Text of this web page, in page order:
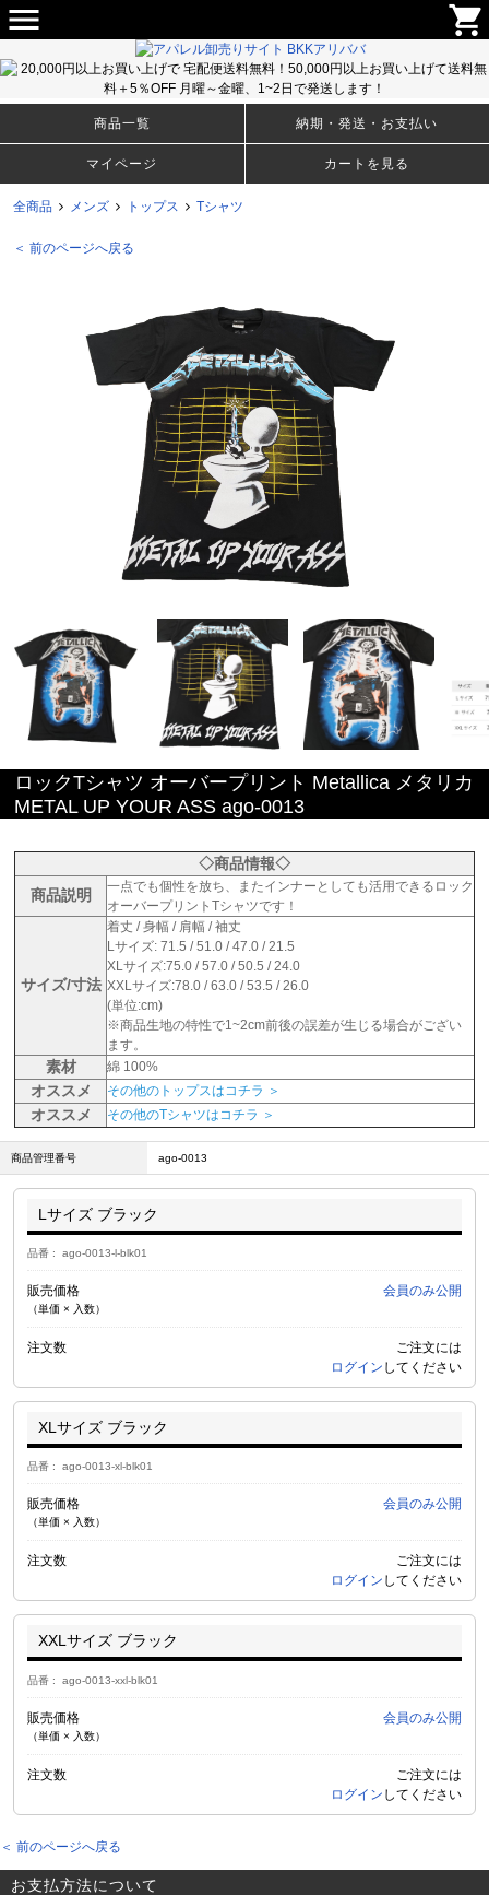
menu shopping_cart
メンズ・ウィメンズのＴシャツ、アパレルファッションから生活雑貨まで豊富な取り揃え！卸売りサイト
BKKアリババ
商品一覧 納期・発送・お支払い
マイページ カートを見る
全商品 メンズ トップス Tシャツ
＜ 前のページへ戻る
ロックTシャツ オーバープリント Metallica メタリカ
METAL UP YOUR ASS ago-0013
◇商品情報◇
商品説明
一点でも個性を放ち、またインナーとしても活用できるロック
オーバープリントTシャツです！
サイズ/寸法
着丈 / 身幅 / 肩幅 / 袖丈
Lサイズ: 71.5 / 51.0 / 47.0 / 21.5
XLサイズ:75.0 / 57.0 / 50.5 / 24.0
XXLサイズ:78.0 / 63.0 / 53.5 / 26.0
(単位:cm)
※商品生地の特性で1~2cm前後の誤差が生じる場合がござい
ます。
素材 綿 100%
オススメ その他のトップスはコチラ ＞
オススメ その他のTシャツはコチラ ＞
商品管理番号 ago-0013
Lサイズ ブラック
品番 ago-0013-l-blk01
販売価格
（単価 × 入数）
会員のみ公開
注文数
ご注文には
ログイン してください
XLサイズ ブラック
品番 ago-0013-xl-blk01
販売価格
（単価 × 入数）
会員のみ公開
注文数
ご注文には
ログイン してください
XXLサイズ ブラック
品番 ago-0013-xxl-blk01
販売価格
（単価 × 入数）
会員のみ公開
注文数
ご注文には
ログイン してください
＜ 前のページへ戻る
お支払方法について